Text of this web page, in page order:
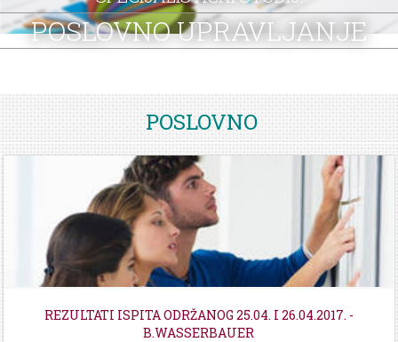
STROJARSTVOSKUP ZRZZ
POSLOVNO UPRAVLJANJE
POSLOVNO
REZULTATI ISPITA ODRŽANOG 25.04. I 26.04.2017. -
B.WASSERBAUER